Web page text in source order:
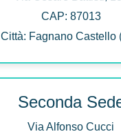
CAP: 87013
Città: Fagnano Castello
Seconda
Via Alfonso Cucci